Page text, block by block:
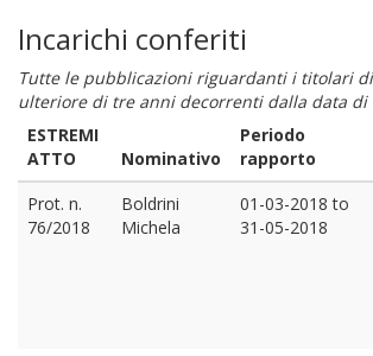
Incarichi conferiti
Tutte le pubblicazioni riguardanti i titolari
ulteriore di tre anni decorrenti dalla data di
ESTREMI
ATTO
Nominativo
Periodo
rapporto
Prot. n.
76/2018
Boldrini
Michela
01-03-2018 to
31-05-2018